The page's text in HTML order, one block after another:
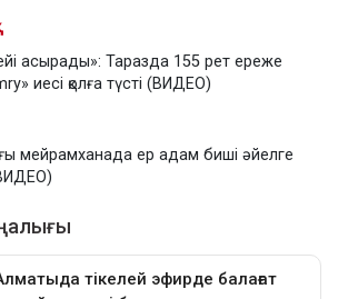
асырады»: Таразда 155 рет ереже
иесі қолға түсті (ВИДЕО)
мейрамханада ер адам биші әйелге